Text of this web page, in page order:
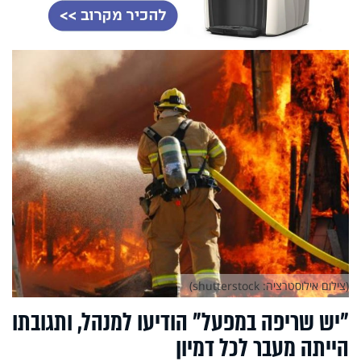
"יש שריפה במפעל" הודיעו למנהל, ותגובתו
הייתה מעבר לכל דמיון
(צילום אילוסטרציה: shutterstock)